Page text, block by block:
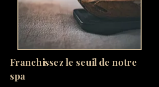
Franchissez le seuil de notre
spa